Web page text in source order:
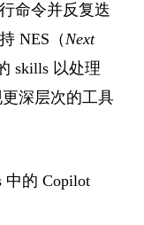
命令并反复迭
NES（Next
skills 以处理
深层次的工具
中的 Copilot